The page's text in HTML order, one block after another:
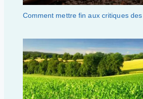
Comment mettre fin aux critiques